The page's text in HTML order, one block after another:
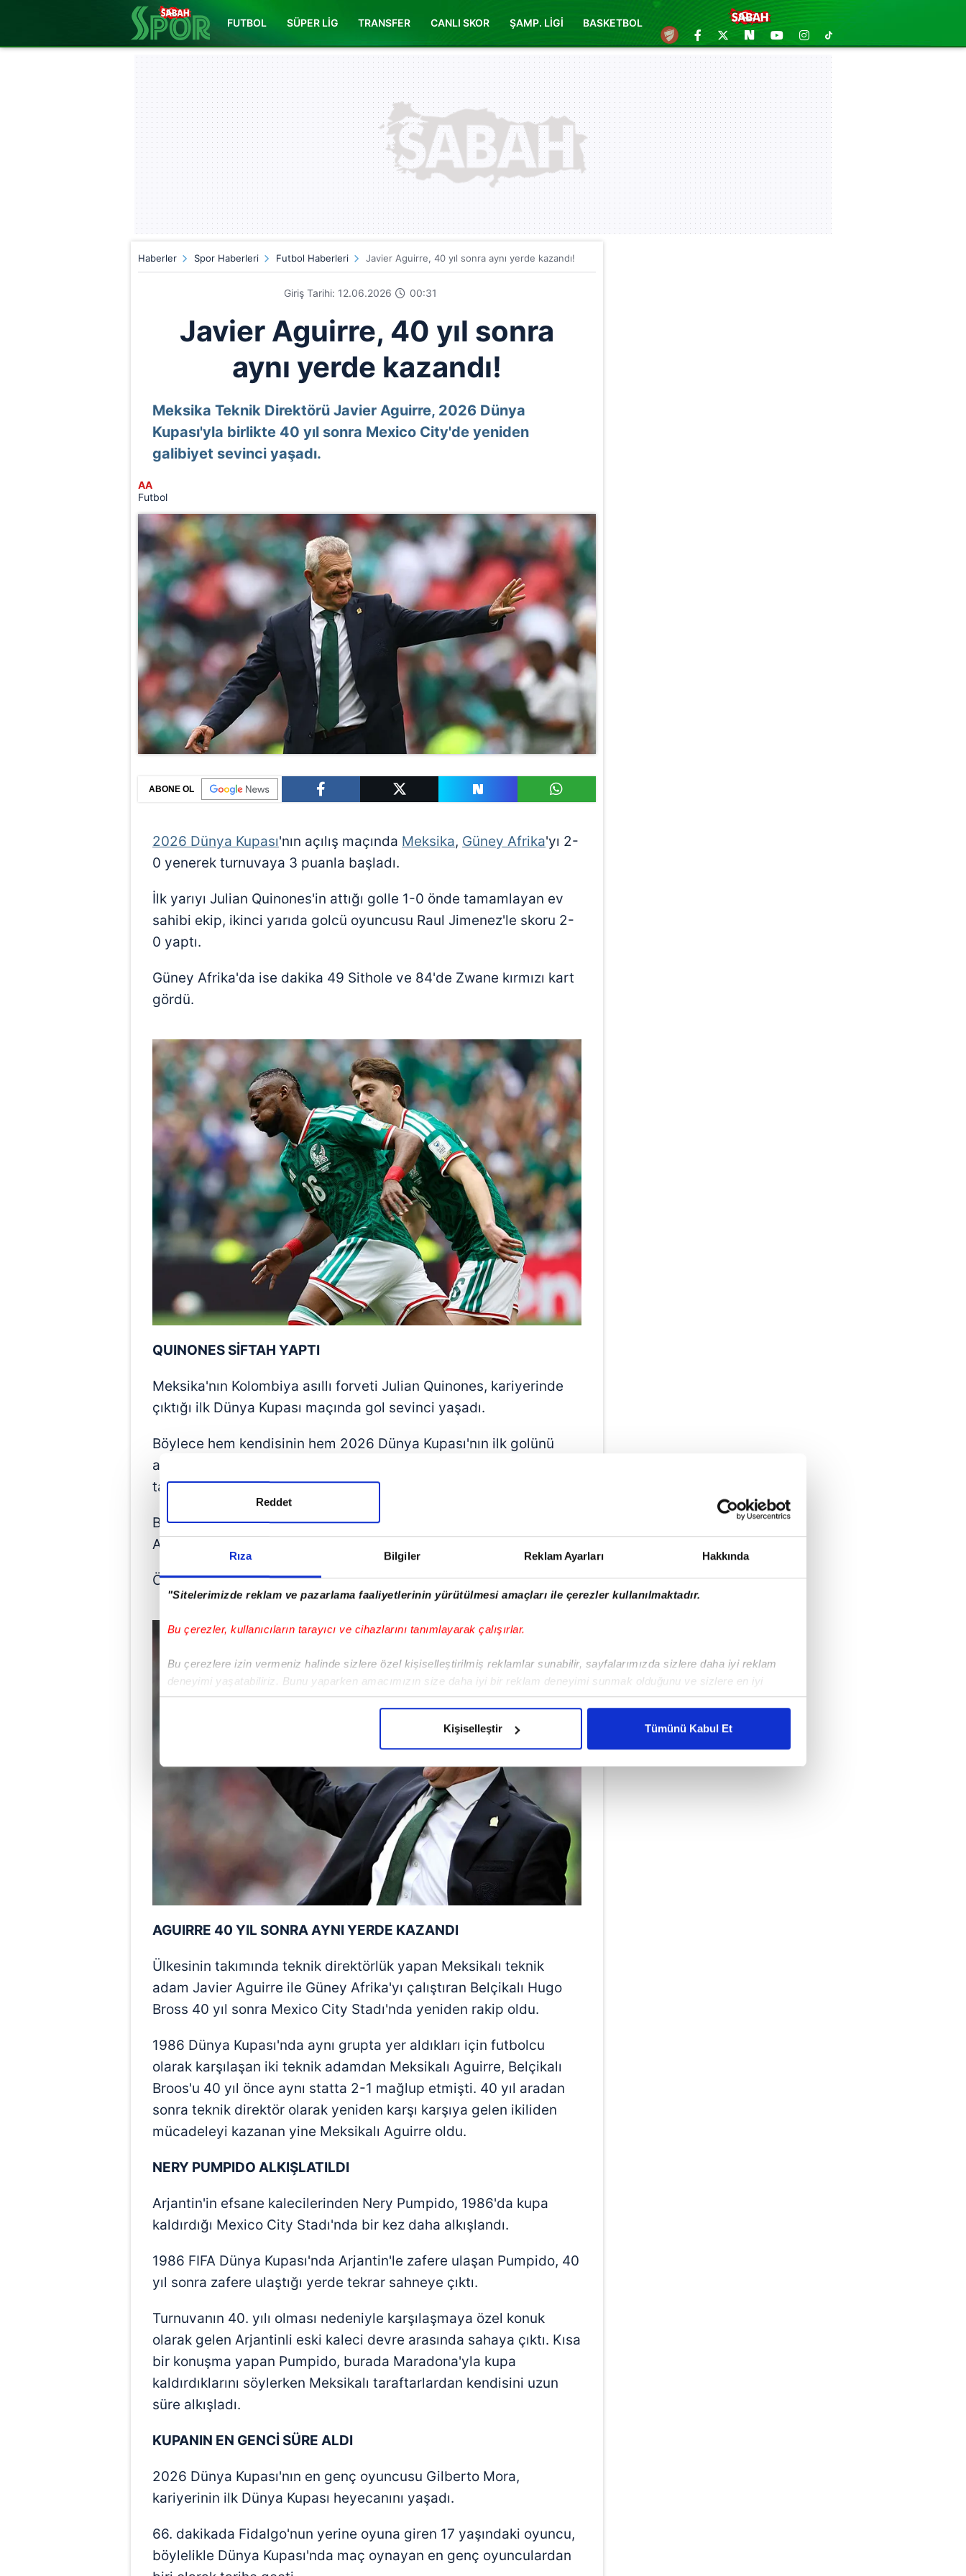
Rıza Bilgiler Reklam Ayarları Hakkında
"Sitelerimizde reklam ve pazarlama faaliyetlerinin yürütülmesi amaçları ile çerezler kullanılmaktadır.
Bu çerezler, kullanıcıların tarayıcı ve cihazlarını tanımlayarak çalışırlar.
Bu çerezlere izin vermeniz halinde sizlere özel kişiselleştirilmiş reklamlar sunabilir, sayfalarımızda sizlere daha iyi reklam
deneyimi yaşatabiliriz. Bunu yaparken amacımızın size daha iyi bir reklam deneyimi sunmak olduğunu ve sizlere en iyi
içerikleri sunabilmek adına elimizden gelen çabayı gösterdiğimizi ve bu noktada, reklamların maliyetlerimizi karşılamak
Her halükârda, kullanıcılar, bu çerezlere izin vermedikleri takdirde, kullanıcılara hedefli reklamlar gösterilmeyecektir."
Sizlere daha iyi bir hizmet sunabilmek için İnternet Sitemizde kendimize ve üçüncü kişilere ait çerezler kullanılmaktadır. Bu
çerezler vasıtasıyla çeşitli kişisel verileriniz işlenmekte olup gerekli olan çerezler bilgi toplumu hizmetlerinin sunulması
amacıyla kullanılmaktadır. Diğer çerezler, sitemizin daha işlevsel kılınması ve kişiselleştirilmesi ve sizlere yönelik
reklam/pazarlama faaliyetlerinin yapılması, amaçlarıyla sınırlı olarak açık rızanız dahilinde kullanılacaktır.
Çerezlere ilişkin tercihlerinizi aşağıda yer alan panel vasıtasıyla belirleyebilirsiniz. Çerezlere ilişkin detaylı bilgi için Ayarlar
butonuna tıklayabilir,Çerez Bilgilendirme Metnimiziziyaret edebilirsiniz.
6698 sayılı Kişisel Verilerin Korunması Kanunu uyarınca hazırlanmış Aydınlatma Metnimizi okumak ve sitemizde ilgili
mevzuata uygun olarak kullanılan çerezlerle ilgili bilgi almak için lütfen
Reddet
Kişiselleştir Tümünü Kabul Et
FUTBOL SÜPER LİG TRANSFER CANLI SKOR ŞAMP. LİGİ BASKETBOL
Haberler Spor Haberleri Futbol Haberleri Javier Aguirre, 40 yıl sonra aynı yerde kazandı!
Giriş Tarihi: 12.06.2026 00:31
Javier Aguirre, 40 yıl sonra
aynı yerde kazandı!
Meksika Teknik Direktörü Javier Aguirre, 2026 Dünya
Kupası'yla birlikte 40 yıl sonra Mexico City'de yeniden
galibiyet sevinci yaşadı.
AA
Futbol
ABONE OL
2026 Dünya Kupası'nın açılış maçında Meksika, Güney Afrika'yı 2-
0 yenerek turnuvaya 3 puanla başladı.
İlk yarıyı Julian Quinones'in attığı golle 1-0 önde tamamlayan ev
sahibi ekip, ikinci yarıda golcü oyuncusu Raul Jimenez'le skoru 2-
0 yaptı.
Güney Afrika'da ise dakika 49 Sithole ve 84'de Zwane kırmızı kart
gördü.
QUINONES SİFTAH YAPTI
Meksika'nın Kolombiya asıllı forveti Julian Quinones, kariyerinde
çıktığı ilk Dünya Kupası maçında gol sevinci yaşadı.
Böylece hem kendisinin hem 2026 Dünya Kupası'nın ilk golünü
atan Quinones, çıktığı ilk Dünya Kupası maçında attığı golle
takımının galibiyetinde pay sahibi oldu.
Bir şutu direkten dönen Quinones, geçtiğimiz sezonu Suudi
Arabistan ekiplerinden Al-Qadsiah'ta 33 golle noktaladı.
Öte yandan Meksikalı futbolcu, maçın en iyi oyuncusu seçildi.
AGUIRRE 40 YIL SONRA AYNI YERDE KAZANDI
Ülkesinin takımında teknik direktörlük yapan Meksikalı teknik
adam Javier Aguirre ile Güney Afrika'yı çalıştıran Belçikalı Hugo
Bross 40 yıl sonra Mexico City Stadı'nda yeniden rakip oldu.
1986 Dünya Kupası'nda aynı grupta yer aldıkları için futbolcu
olarak karşılaşan iki teknik adamdan Meksikalı Aguirre, Belçikalı
Broos'u 40 yıl önce aynı statta 2-1 mağlup etmişti. 40 yıl aradan
sonra teknik direktör olarak yeniden karşı karşıya gelen ikiliden
mücadeleyi kazanan yine Meksikalı Aguirre oldu.
NERY PUMPIDO ALKIŞLATILDI
Arjantin'in efsane kalecilerinden Nery Pumpido, 1986'da kupa
kaldırdığı Mexico City Stadı'nda bir kez daha alkışlandı.
1986 FIFA Dünya Kupası'nda Arjantin'le zafere ulaşan Pumpido, 40
yıl sonra zafere ulaştığı yerde tekrar sahneye çıktı.
Turnuvanın 40. yılı olması nedeniyle karşılaşmaya özel konuk
olarak gelen Arjantinli eski kaleci devre arasında sahaya çıktı. Kısa
bir konuşma yapan Pumpido, burada Maradona'yla kupa
kaldırdıklarını söylerken Meksikalı taraftarlardan kendisini uzun
süre alkışladı.
KUPANIN EN GENCİ SÜRE ALDI
2026 Dünya Kupası'nın en genç oyuncusu Gilberto Mora,
kariyerinin ilk Dünya Kupası heyecanını yaşadı.
66. dakikada Fidalgo'nun yerine oyuna giren 17 yaşındaki oyuncu,
böylelikle Dünya Kupası'nda maç oynayan en genç oyunculardan